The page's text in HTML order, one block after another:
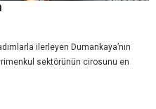
ilerleyen Dumankaya’nın
sektörünün cirosunu en